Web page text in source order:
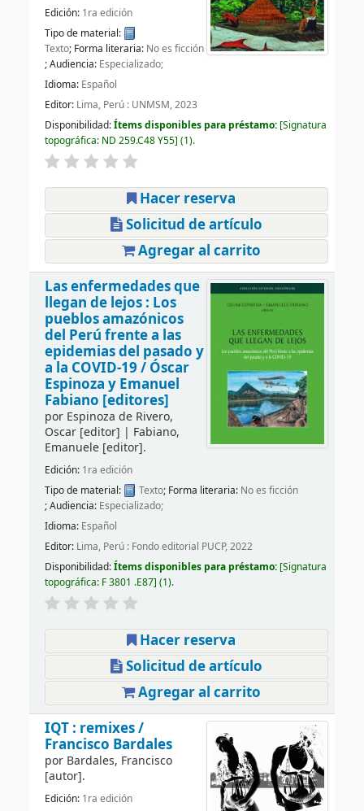
Edición: 1ra edición
Tipo de material:
Texto; Forma literaria: No es ficción
; Audiencia: Especializado;
Idioma: Español
Editor: Lima, Perú : UNMSM, 2023
Disponibilidad:Ítems disponibles para préstamo: Signatura
topográfica: ND 259.C48 Y55 (1).
Hacer reserva
Solicitud de artículo
Agregar al carrito
Las enfermedades que
llegan de lejos : Los
pueblos amazónicos
del Perú frente a las
epidemias del pasado y
a la COVID-19 / Óscar
Espinoza y Emanuel
Fabiano [editores]
por Espinoza de Rivero,
Oscar[editor] | Fabiano,
Emanuele[editor].
Edición: 1ra edición
Tipo de material:
Texto; Forma literaria: No es ficción
; Audiencia: Especializado;
Idioma: Español
Editor: Lima, Perú : Fondo editorial PUCP, 2022
Disponibilidad:Ítems disponibles para préstamo: Signatura
topográfica: F 3801 .E87 (1).
Hacer reserva
Solicitud de artículo
Agregar al carrito
IQT : remixes /
Francisco Bardales
por Bardales, Francisco
[autor].
Edición: 1ra edición